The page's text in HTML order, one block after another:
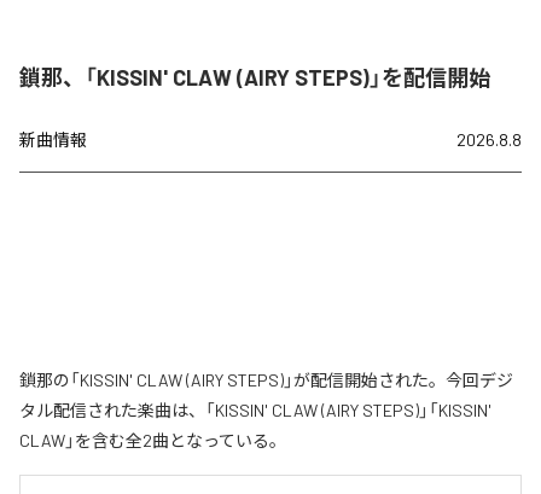
鎖那、「KISSIN' CLAW (AIRY STEPS)」を配信開始
新曲情報 2026.8.8
鎖那の「KISSIN' CLAW (AIRY STEPS)」が配信開始された。今回デジ
タル配信された楽曲は、「KISSIN' CLAW (AIRY STEPS)」「KISSIN'
CLAW」を含む全2曲となっている。